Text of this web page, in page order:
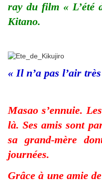
ray du film « L’été
Kitano.
« Il n’a pas l’air
Masao s’ennuie.
là. Ses amis sont
sa grand-mère
journées.
Grâce à une amie